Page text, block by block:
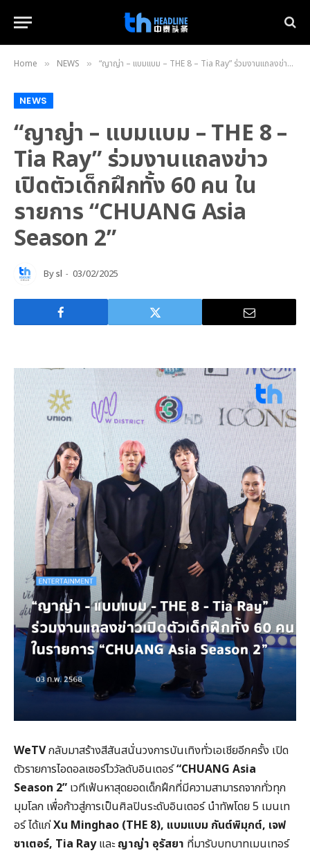
Home » NEWS » “ญาญ่า – แบมแบม – THE 8 – Tia Ray” ร่วมงานแถลงข่าวเปิดตัวเด็กฝึกทั้ง 60 คน ในรายการ “CHUANG Asia Season 2”
NEWS
“ญาญ่า – แบมแบม – THE 8 –
Tia Ray” ร่วมงานแถลงข่าว
เปิดตัวเด็กฝึกทั้ง 60 คน ใน
รายการ “CHUANG Asia
Season 2”
Bysl 03/02/2025
WeTVกลับมาสร้างสีสันสนั่นวงการบันเทิงทั่วเอเชียอีกครั้ง เปิด
ตัวรายการไอดอลเซอร์ไววัลดับอินเตอร์“CHUANG Asia
Season 2” เวทีเฟ้นหาสุดยอดเด็กฝึกที่มีความสามารถจากทั่วทุก
มุมโลก เพื่อก้าวสู่การเป็นศิลปินระดับอินเตอร์ นำทัพโดย 5 เมนเท
อร์ ได้แก่Xu Minghao (THE 8), แบมแบม กันต์พิมุกต์, เจฟ
ซาเตอร์, Tia Rayและญาญ่า อุรัสยา ที่มารับบทบาทเมนเทอร์